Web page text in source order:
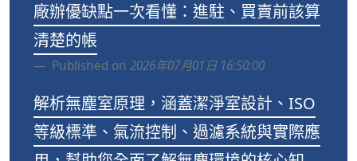
廠辦優缺點一次看懂：進駐、買賣前該算
清楚的帳
Published on 2026年07月01日 16:50:00
解析無塵室原理，涵蓋潔淨室設計、ISO
等級標準、氣流控制、過濾系統與實際應